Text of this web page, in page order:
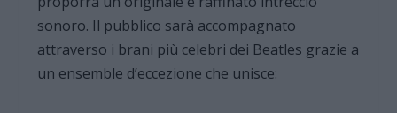
sonoro. Il pubblico sarà accompagnato
attraverso i brani più celebri dei Beatles grazie a
un ensemble d’eccezione che unisce: